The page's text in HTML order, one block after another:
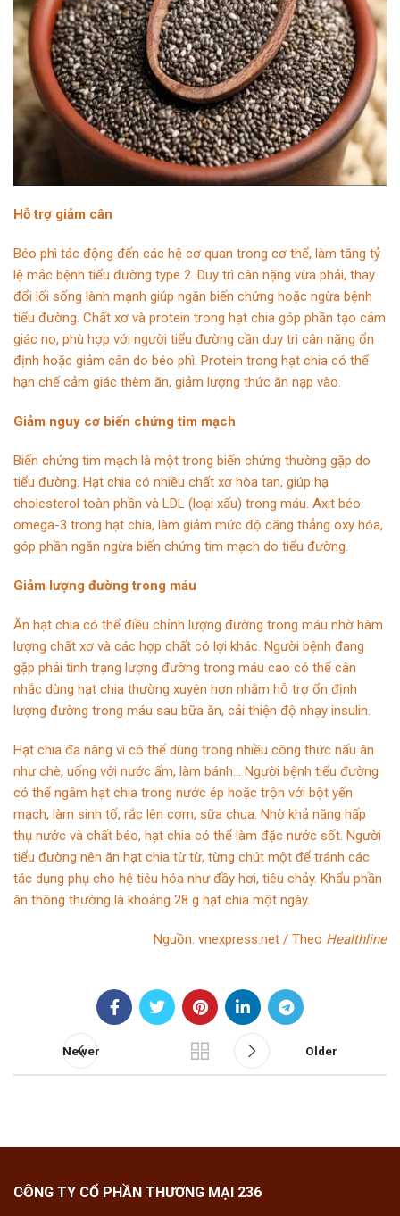
Hỗ trợ giảm cân
Béo phì tác động đến các hệ cơ quan trong cơ thể, làm tăng tỷ
lệ mắc bệnh tiểu đường type 2. Duy trì cân nặng vừa phải, thay
đổi lối sống lành mạnh giúp ngăn biến chứng hoặc ngừa bệnh
tiểu đường. Chất xơ và protein trong hạt chia góp phần tạo cảm
giác no, phù hợp với người tiểu đường cần duy trì cân nặng ổn
định hoặc giảm cân do béo phì. Protein trong hạt chia có thể
hạn chế cảm giác thèm ăn, giảm lượng thức ăn nạp vào.
Giảm nguy cơ biến chứng tim mạch
Biến chứng tim mạch là một trong biến chứng thường gặp do
tiểu đường. Hạt chia có nhiều chất xơ hòa tan, giúp hạ
cholesterol toàn phần và LDL (loại xấu) trong máu. Axit béo
omega-3 trong hạt chia, làm giảm mức độ căng thẳng oxy hóa,
góp phần ngăn ngừa biến chứng tim mạch do tiểu đường.
Giảm lượng đường trong máu
Ăn hạt chia có thể điều chỉnh lượng đường trong máu nhờ hàm
lượng chất xơ và các hợp chất có lợi khác. Người bệnh đang
gặp phải tình trạng lượng đường trong máu cao có thể cân
nhắc dùng hạt chia thường xuyên hơn nhằm hỗ trợ ổn định
lượng đường trong máu sau bữa ăn, cải thiện độ nhạy insulin.
Hạt chia đa năng vì có thể dùng trong nhiều công thức nấu ăn
như chè, uống với nước ấm, làm bánh… Người bệnh tiểu đường
có thể ngâm hạt chia trong nước ép hoặc trộn với bột yến
mạch, làm sinh tố, rắc lên cơm, sữa chua. Nhờ khả năng hấp
thụ nước và chất béo, hạt chia có thể làm đặc nước sốt. Người
tiểu đường nên ăn hạt chia từ từ, từng chút một để tránh các
tác dụng phụ cho hệ tiêu hóa như đầy hơi, tiêu chảy. Khẩu phần
ăn thông thường là khoảng 28 g hạt chia một ngày.
Nguồn: vnexpress.net / Theo Healthline
Newer Older
CÔNG TY CỔ PHẦN THƯƠNG MẠI 236